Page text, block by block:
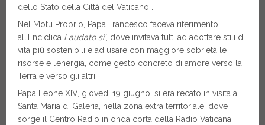
dello Stato della Città del Vaticano”.
Nel Motu Proprio, Papa Francesco faceva riferimento
all’Enciclica Laudato si’, dove invitava tutti ad adottare stili di
vita più sostenibili e ad usare con maggiore sobrietà le
risorse e l’energia, come gesto concreto di amore verso la
Terra e verso gli altri.
Papa Leone XIV, giovedì 19 giugno, si era recato in visita a
Santa Maria di Galeria, nella zona extra territoriale, dove
sorge il Centro Radio in onda corta della Radio Vaticana,